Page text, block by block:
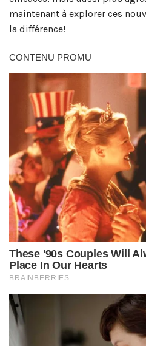
maintenant à explorer ces
la différence!